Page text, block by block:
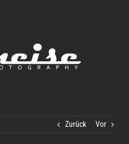
Zurück Vor